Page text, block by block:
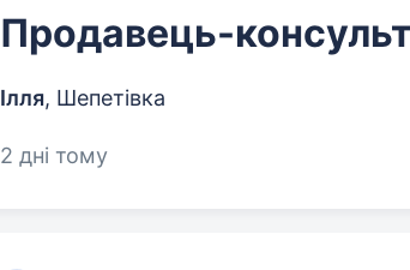
Продавець-
Ілля, Шепетівка
2 дні тому